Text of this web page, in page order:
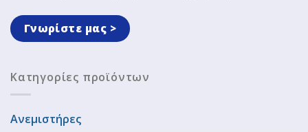
Γνωρίστε μας >
Κατηγορίες προϊόντων
Ανεμιστήρες